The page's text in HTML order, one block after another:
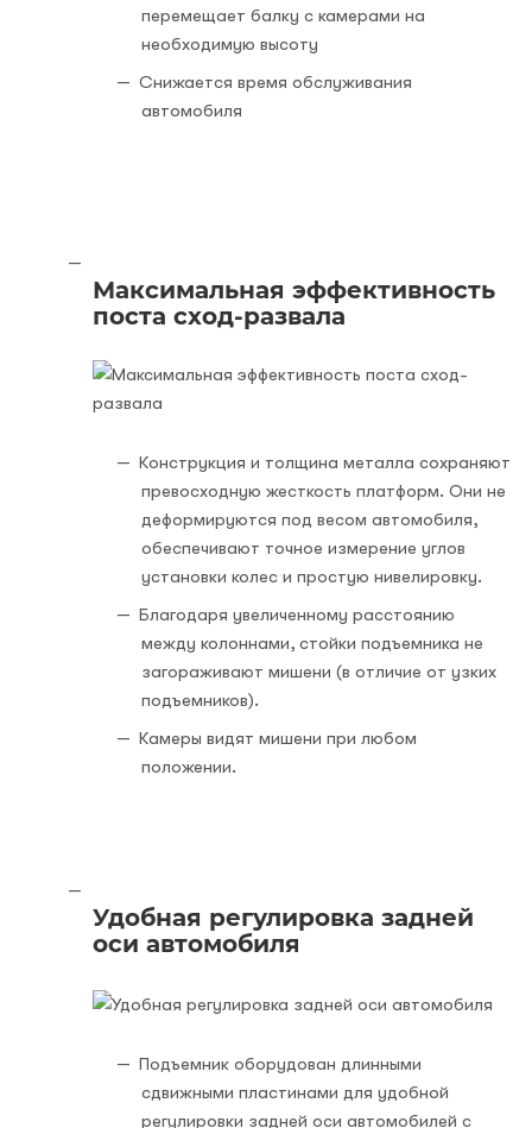
перемещает балку с камерами на
необходимую высоту
Снижается время обслуживания
автомобиля
Максимальная эффективность
поста сход-развала
Конструкция и толщина металла сохраняют
превосходную жесткость платформ. Они не
деформируются под весом автомобиля,
обеспечивают точное измерение углов
установки колес и простую нивелировку.
Благодаря увеличенному расстоянию
между колоннами, стойки подъемника не
загораживают мишени (в отличие от узких
подъемников).
Камеры видят мишени при любом
положении.
Удобная регулировка задней
оси автомобиля
Подъемник оборудован длинными
сдвижными пластинами для удобной
регулировки задней оси автомобилей с